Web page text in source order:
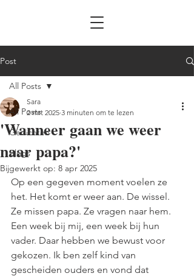
Post
All Posts
Gedichten
Blogs
All Posts
'Wanneer gaan we weer
naar papa?'
Sara
2 mrt 2025 3 minuten om te lezen
Bijgewerkt op: 8 apr 2025
Op een gegeven moment voelen ze
het. Het komt er weer aan. De wissel.
Ze missen papa. Ze vragen naar hem.
Een week bij mij, een week bij hun
vader. Daar hebben we bewust voor
gekozen. Ik ben zelf kind van
gescheiden ouders en vond dat